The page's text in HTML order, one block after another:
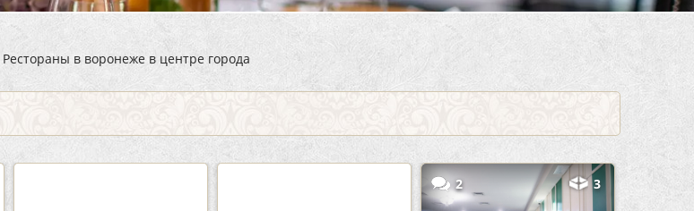
Рестораны в воронеже в центре города
2 3